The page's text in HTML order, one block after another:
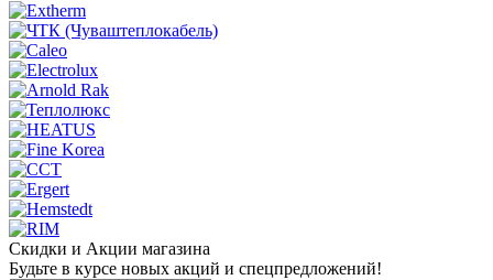
Скидки и Акции магазина
Будьте в курсе новых акций и спецпредложений!